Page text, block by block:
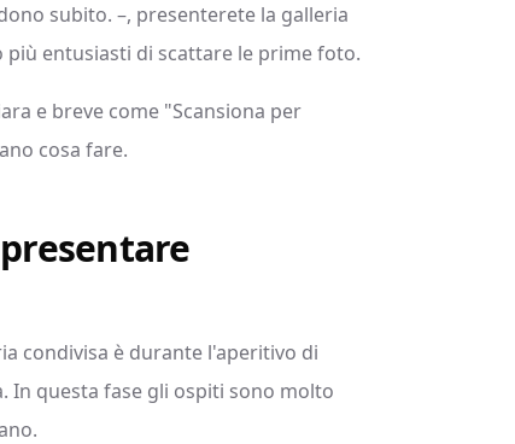
subito. –, presenterete la galleria
entusiasti di scattare le prime foto.
e breve come "Scansiona per
cosa fare.
condivisa è durante l'aperitivo di
In questa fase gli ospiti sono molto